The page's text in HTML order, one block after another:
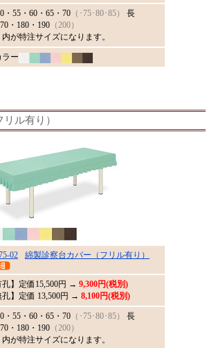
・55・60・65・70 （･75･80･85）
長
・180・190 （200）
内が特注サイズになります。
ラー
ル有り）
02 綿製診察台カバー（フリル有り）
孔】定価 15,500円 → 9,300円(税別)
孔】定価 13,500円 → 8,100円(税別)
・55・60・65・70 （･75･80･85）
長
・180・190 （200）
内が特注サイズになります。